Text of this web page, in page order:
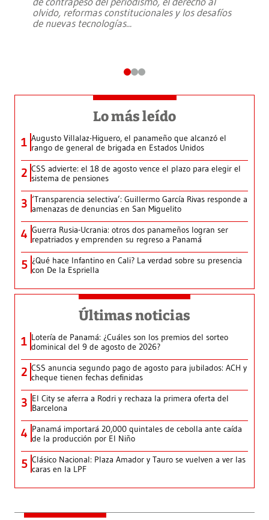
olvido, reformas constitucionales y los desafíos
de nuevas tecnologías...
Lo más leído
1 Augusto Villalaz-Higuero, el panameño que alcanzó el
rango de general de brigada en Estados Unidos
2 CSS advierte: el 18 de agosto vence el plazo para elegir el
sistema de pensiones
3 ‘Transparencia selectiva’: Guillermo García Rivas responde a
amenazas de denuncias en San Miguelito
4 Guerra Rusia-Ucrania: otros dos panameños logran ser
repatriados y emprenden su regreso a Panamá
5 ¿Qué hace Infantino en Cali? La verdad sobre su presencia
con De la Espriella
Últimas noticias
1 Lotería de Panamá: ¿Cuáles son los premios del sorteo
dominical del 9 de agosto de 2026?
2 CSS anuncia segundo pago de agosto para jubilados: ACH y
cheque tienen fechas definidas
3 El City se aferra a Rodri y rechaza la primera oferta del
Barcelona
4 Panamá importará 20,000 quintales de cebolla ante caída
de la producción por El Niño
5 Clásico Nacional: Plaza Amador y Tauro se vuelven a ver las
caras en la LPF